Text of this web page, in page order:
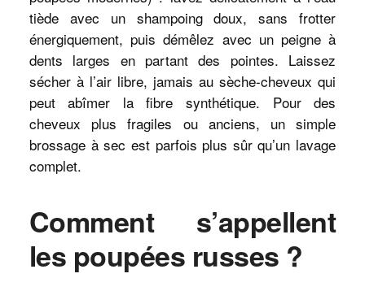
tiède avec un shampoing doux, sans frotter
énergiquement, puis démêlez avec un peigne à
dents larges en partant des pointes. Laissez
sécher à l’air libre, jamais au sèche-cheveux qui
peut abîmer la fibre synthétique. Pour des
cheveux plus fragiles ou anciens, un simple
brossage à sec est parfois plus sûr qu’un lavage
complet.
Comment s’appellent
les poupées russes ?